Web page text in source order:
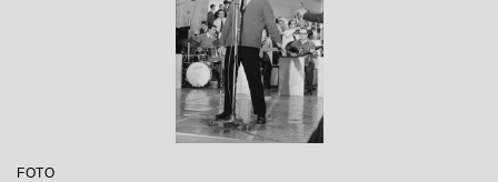
FOTO